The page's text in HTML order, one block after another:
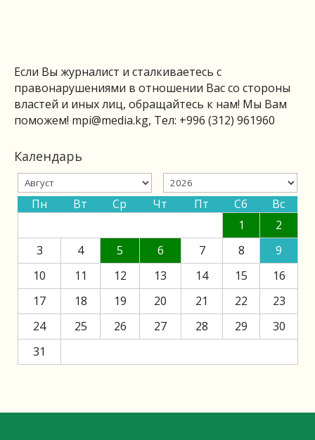
Если Вы журналист и сталкиваетесь с
правонарушениями в отношении Вас со стороны
властей и иных лиц, обращайтесь к нам! Мы Вам
поможем! mpi@media.kg, Тел: +996 (312) 961960
Календарь
Пн Вт Ср Чт Пт Сб
Вс
1
2
3
4 5 6 7 8
9
10
11 12 13 14 15
16
17
18 19 20 21 22
23
24
25 26 27 28 29
30
31